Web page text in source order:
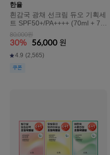
한율
흰감국 광채 선크림 듀오 기획세
트 SPF50+/PA++++ (70ml + 70
ml)
80,000원
30% 56,000 원
4.9 (2,565)
쿠폰